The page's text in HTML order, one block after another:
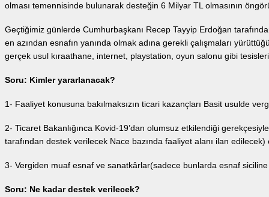
olması temennisinde bulunarak desteğin 6 Milyar TL olmasının
Geçtiğimiz günlerde Cumhurbaşkanı Recep Tayyip Erdoğan
en azından esnafın yanında olmak adına gerekli çalışmaları
gerçek usul kıraathane, internet, playstation, oyun salonu gibi
Soru: Kimler yararlanacak?
1- Faaliyet konusuna bakılmaksızın ticari kazançları Basit usulde
2- Ticaret Bakanlığınca Kovid-19’dan olumsuz etkilendiği
tarafından destek verilecek Nace bazında faaliyet alanı ilan
3- Vergiden muaf esnaf ve sanatkârlar(sadece bunlarda esnaf
Soru: Ne kadar destek verilecek?